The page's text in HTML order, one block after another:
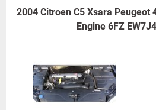
2004 Citroen C5 Xsara Peugeot
Engine 6FZ